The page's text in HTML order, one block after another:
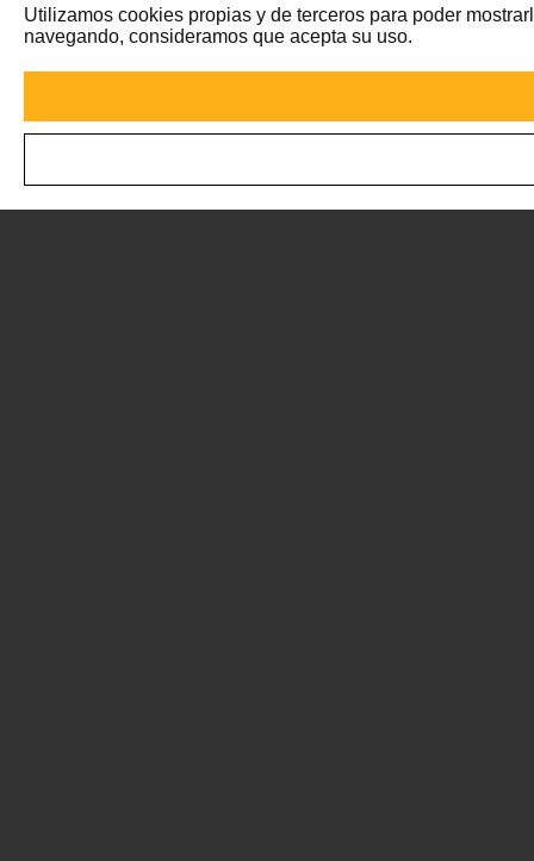
Utilizamos cookies propias y de terceros para poder
navegando, consideramos que acepta su uso.